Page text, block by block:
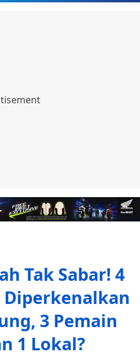
Tak Sabar! 4
Diperkenalkan
3 Pemain
1 Lokal?